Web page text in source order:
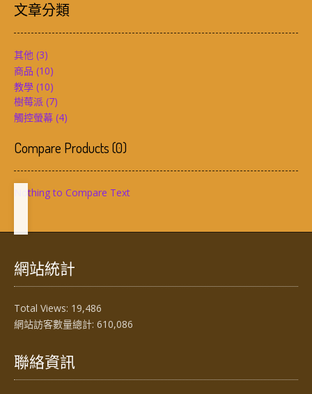
文章分類
其他 (3)
商品 (10)
教學 (10)
樹莓派 (7)
觸控螢幕 (4)
Compare Products(0)
Nothing to Compare Text
網站統計
Total Views: 19,486
網站訪客數量總計: 610,086
聯絡資訊